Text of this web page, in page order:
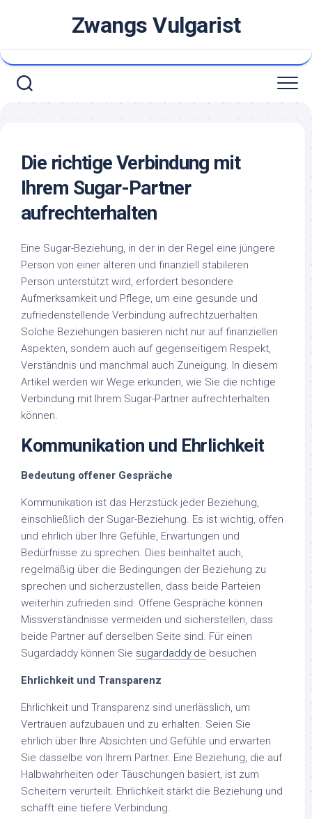
Zwangs Vulgarist
Die richtige Verbindung mit
Ihrem Sugar-Partner
aufrechterhalten
Eine Sugar-Beziehung, in der in der Regel eine jüngere
Person von einer älteren und finanziell stabileren
Person unterstützt wird, erfordert besondere
Aufmerksamkeit und Pflege, um eine gesunde und
zufriedenstellende Verbindung aufrechtzuerhalten.
Solche Beziehungen basieren nicht nur auf finanziellen
Aspekten, sondern auch auf gegenseitigem Respekt,
Verständnis und manchmal auch Zuneigung. In diesem
Artikel werden wir Wege erkunden, wie Sie die richtige
Verbindung mit Ihrem Sugar-Partner aufrechterhalten
können.
Kommunikation und Ehrlichkeit
Bedeutung offener Gespräche
Kommunikation ist das Herzstück jeder Beziehung,
einschließlich der Sugar-Beziehung. Es ist wichtig, offen
und ehrlich über Ihre Gefühle, Erwartungen und
Bedürfnisse zu sprechen. Dies beinhaltet auch,
regelmäßig über die Bedingungen der Beziehung zu
sprechen und sicherzustellen, dass beide Parteien
weiterhin zufrieden sind. Offene Gespräche können
Missverständnisse vermeiden und sicherstellen, dass
beide Partner auf derselben Seite sind. Für einen
Sugardaddy können Sie sugardaddy.de besuchen
Ehrlichkeit und Transparenz
Ehrlichkeit und Transparenz sind unerlässlich, um
Vertrauen aufzubauen und zu erhalten. Seien Sie
ehrlich über Ihre Absichten und Gefühle und erwarten
Sie dasselbe von Ihrem Partner. Eine Beziehung, die auf
Halbwahrheiten oder Täuschungen basiert, ist zum
Scheitern verurteilt. Ehrlichkeit stärkt die Beziehung und
schafft eine tiefere Verbindung.